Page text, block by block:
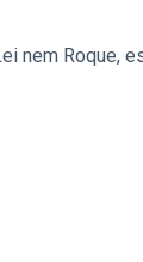
nem Roque,